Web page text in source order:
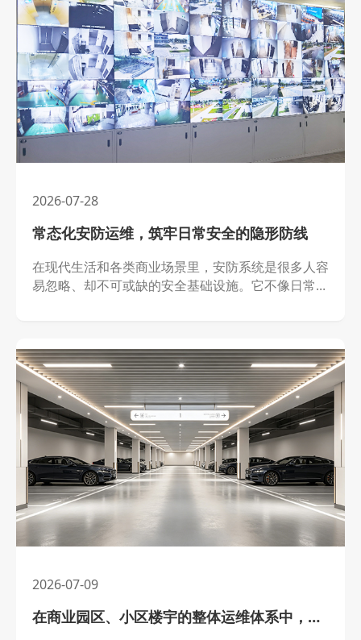
2026-07-28
常态化安防运维，筑牢日常安全的隐形防线
在现代生活和各类商业场景里，安防系统是很多人容
易忽略、却不可或缺的安全基础设施。它不像日常用
需要过多打理。但在实际的设备运行过程中，长期通
电、环境潮湿、线路老化、灰尘堆积等各类因素，都
会慢慢影响设备性能，让安防防线出现隐形漏洞。这
也是专业、持续的安防系统维护工作，存在的核心意
义。
2026-07-09
在商业园区、小区楼宇的整体运维体系中，地下车库是使用率极高，却最容易被忽略的弱电场景